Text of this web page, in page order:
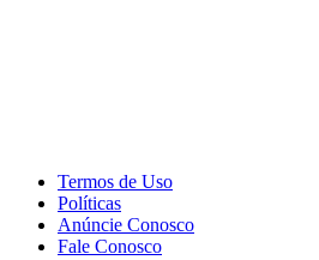
Termos de Uso
Políticas
Anúncie Conosco
Fale Conosco